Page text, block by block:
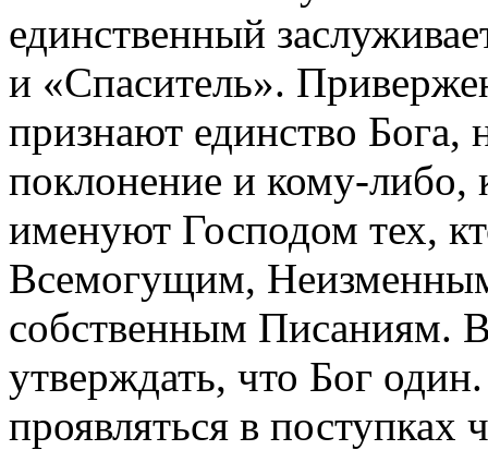
единственный
и «Спаситель».
признают единство Бога,
поклонение и кому-
именуют Господом тех,
Всемогущим,
собственным Писаниям.
утверждать, что Бог
проявляться в поступках